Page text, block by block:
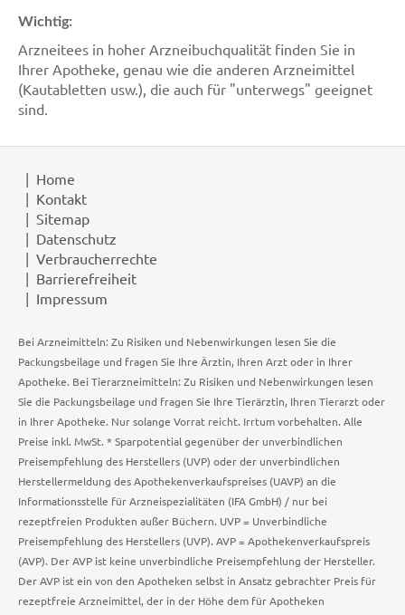
Wichtig:
Arzneitees in hoher Arzneibuchqualität finden Sie in
Ihrer Apotheke, genau wie die anderen Arzneimittel
(Kautabletten usw.), die auch für "unterwegs" geeignet
sind.
Home
Kontakt
Sitemap
Datenschutz
Verbraucherrechte
Barrierefreiheit
Impressum
Bei Arzneimitteln: Zu Risiken und Nebenwirkungen lesen Sie die
Packungsbeilage und fragen Sie Ihre Ärztin, Ihren Arzt oder in Ihrer
Apotheke. Bei Tierarzneimitteln: Zu Risiken und Nebenwirkungen lesen
Sie die Packungsbeilage und fragen Sie Ihre Tierärztin, Ihren Tierarzt oder
in Ihrer Apotheke. Nur solange Vorrat reicht. Irrtum vorbehalten. Alle
Preise inkl. MwSt. * Sparpotential gegenüber der unverbindlichen
Preisempfehlung des Herstellers (UVP) oder der unverbindlichen
Herstellermeldung des Apothekenverkaufspreises (UAVP) an die
Informationsstelle für Arzneispezialitäten (IFA GmbH) / nur bei
rezeptfreien Produkten außer Büchern. UVP = Unverbindliche
Preisempfehlung des Herstellers (UVP). AVP = Apothekenverkaufspreis
(AVP). Der AVP ist keine unverbindliche Preisempfehlung der Hersteller.
Der AVP ist ein von den Apotheken selbst in Ansatz gebrachter Preis für
rezeptfreie Arzneimittel, der in der Höhe dem für Apotheken